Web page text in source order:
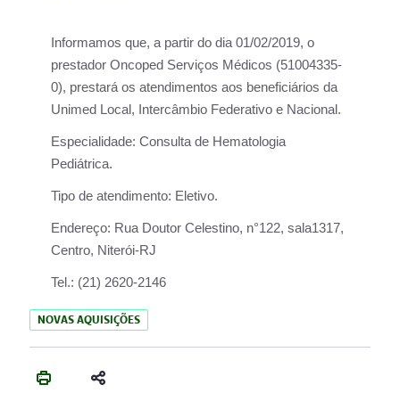
Informamos que, a partir do dia 01/02/2019, o
prestador Oncoped Serviços Médicos (51004335-
0), prestará os atendimentos aos beneficiários da
Unimed Local, Intercâmbio Federativo e Nacional.
Especialidade: Consulta de Hematologia
Pediátrica.
Tipo de atendimento: Eletivo.
Endereço: Rua Doutor Celestino, n°122, sala1317,
Centro, Niterói-RJ
Tel.: (21) 2620-2146
NOVAS AQUISIÇÕES